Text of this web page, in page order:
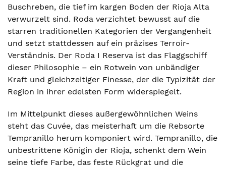
Buschreben, die tief im kargen Boden der Rioja Alta
verwurzelt sind. Roda verzichtet bewusst auf die
starren traditionellen Kategorien der Vergangenheit
und setzt stattdessen auf ein präzises Terroir-
Verständnis. Der Roda I Reserva ist das Flaggschiff
dieser Philosophie – ein Rotwein von unbändiger
Kraft und gleichzeitiger Finesse, der die Typizität der
Region in ihrer edelsten Form widerspiegelt.
Im Mittelpunkt dieses außergewöhnlichen Weins
steht das Cuvée, das meisterhaft um die Rebsorte
Tempranillo herum komponiert wird. Tempranillo, die
unbestrittene Königin der Rioja, schenkt dem Wein
seine tiefe Farbe, das feste Rückgrat und die